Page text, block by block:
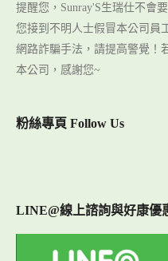
提醒您，Sunray'S生瑞仕不會
您接到不明人士假冒本公司員
網路詐騙手法，請提高警覺！
本公司，感謝您~
粉絲專頁 Follow Us
LINE@線上諮詢與好康優